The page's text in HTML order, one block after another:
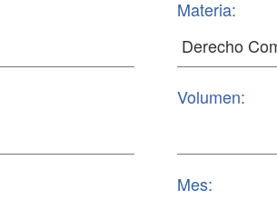
Materia:
Volumen:
Mes: